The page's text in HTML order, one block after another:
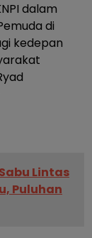
dalam
di
kedepan
Lintas
Puluhan